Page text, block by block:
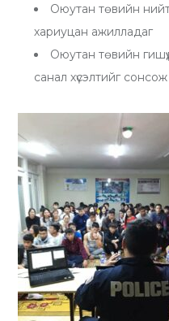
Оюутан төвийн
хариуцан ажилладаг
Оюутан төвийн
санал хүсэлтийг